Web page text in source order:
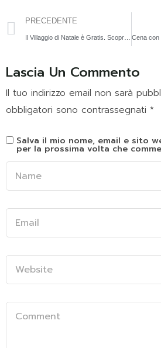
PRECEDENTE
Lascia Un Commento
Il tuo indirizzo email non sarà
obbligatori sono contrassegnati *
Salva il mio nome, email e sito
per la prossima volta che